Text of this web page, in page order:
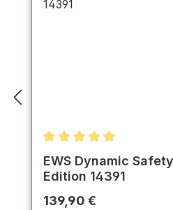
Durchschnittliche
EWS Dynamic
Edition 14391
Regulärer Preis:
139,90 €